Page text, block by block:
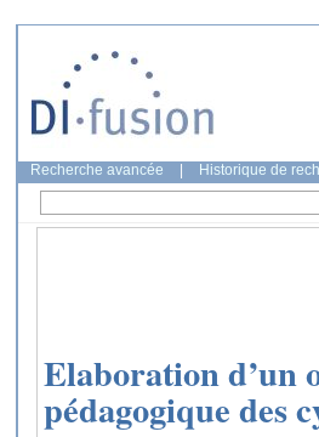
Recherche avancée Historique de
Elaboration d’un
pédagogique des